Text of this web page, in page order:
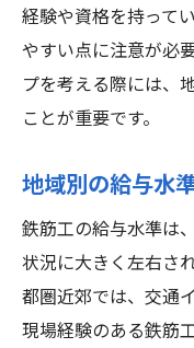
経験や資格を持って
やすい点に注意が必
プを考える際には、
ことが重要です。
地域別の給与水
鉄筋工の給与水準は
状況に大きく左右さ
都圏近郊では、交通
現場経験のある鉄筋